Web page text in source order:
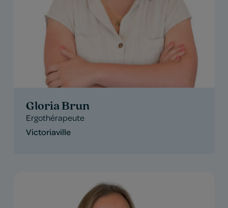
Gloria Brun
Ergothérapeute
Victoriaville